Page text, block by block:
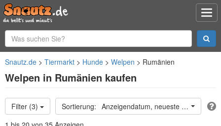
Snautz.de Tiermarkt Hunde Welpen Rumänien
Welpen in Rumänien kaufen
Filter (3)
Anzeigendatum, neueste oben